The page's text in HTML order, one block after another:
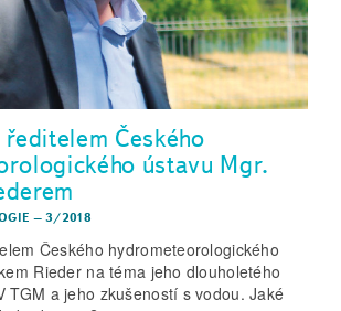
Českého
ústavu Mgr.
–3/2018
Českého hydrometeorologického
Rieder na téma jeho dlouholetého
TGM a jeho zkušeností s vodou. Jaké